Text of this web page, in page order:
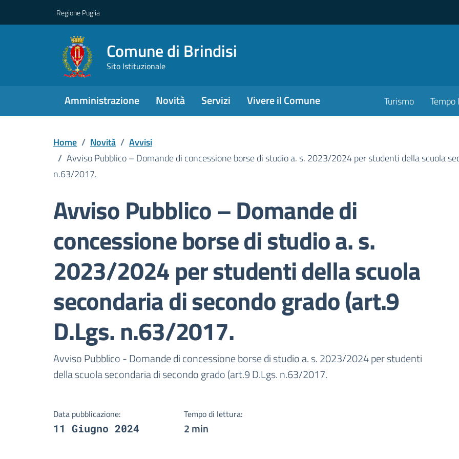
Regione Puglia
Comune di Brindisi
Sito Istituzionale
Amministrazione Novità Servizi Vivere il Comune Turismo Tempo
Home / Novità / Avvisi
/ Avviso Pubblico – Domande di concessione borse di studio a. s. 2023/2024 per studenti della scuola
n.63/2017.
Avviso Pubblico – Domande di
concessione borse di studio a. s.
2023/2024 per studenti della scuola
secondaria di secondo grado (art.9
D.Lgs. n.63/2017.
Dettagli della notizia
Avviso Pubblico - Domande di concessione borse di studio a. s. 2023/2024 per studenti
della scuola secondaria di secondo grado (art.9 D.Lgs. n.63/2017.
Data pubblicazione:
11 Giugno 2024
Tempo di lettura:
2 min